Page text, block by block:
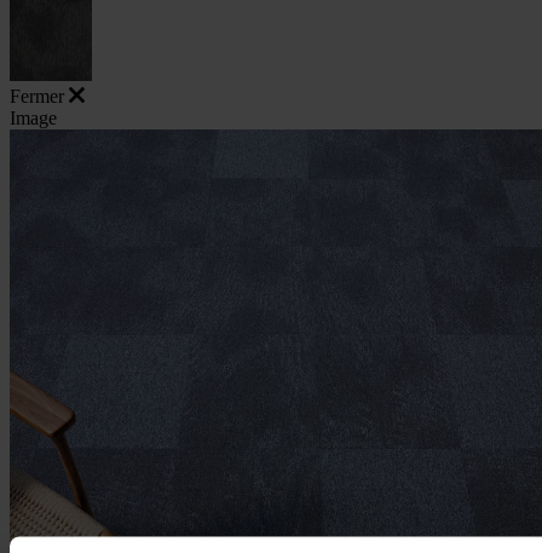
Fermer
Image